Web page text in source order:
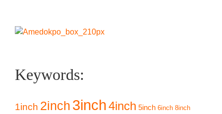
Keywords:
1inch 2inch 3inch4inch 5inch 6inch 8inch